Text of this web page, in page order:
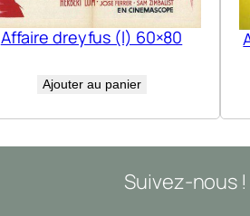
Affaire dreyfus (l) 60×80
Ajouter au panier
Suivez-nous !